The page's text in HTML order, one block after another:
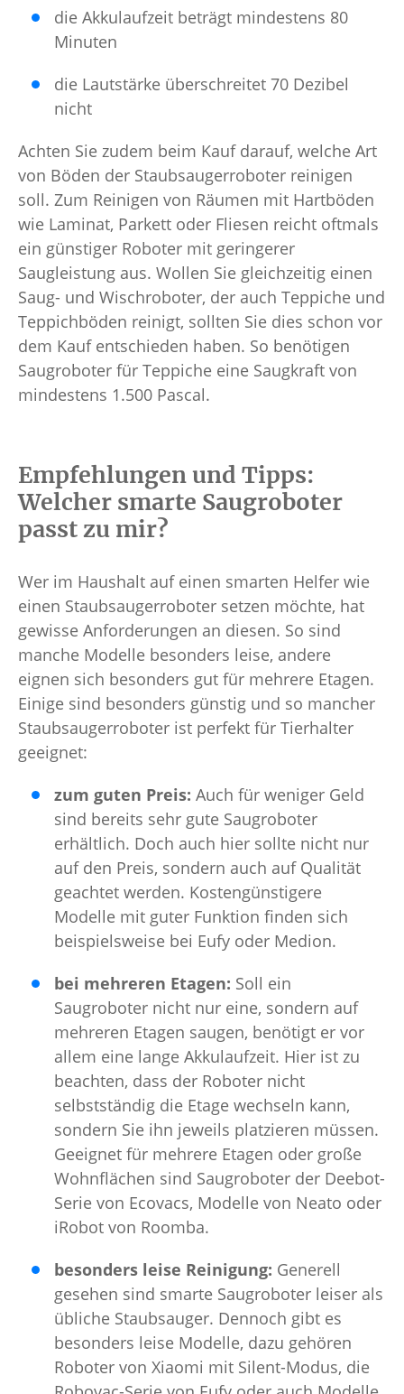
die Akkulaufzeit beträgt mindestens 80
Minuten
die Lautstärke überschreitet 70 Dezibel
nicht
Achten Sie zudem beim Kauf darauf, welche Art
von Böden der Staubsaugerroboter reinigen
soll. Zum Reinigen von Räumen mit Hartböden
wie Laminat, Parkett oder Fliesen reicht oftmals
ein günstiger Roboter mit geringerer
Saugleistung aus. Wollen Sie gleichzeitig einen
Saug- und Wischroboter, der auch Teppiche und
Teppichböden reinigt, sollten Sie dies schon vor
dem Kauf entschieden haben. So benötigen
Saugroboter für Teppiche eine Saugkraft von
mindestens 1.500 Pascal.
Empfehlungen und Tipps:
Welcher smarte Saugroboter
passt zu mir?
Wer im Haushalt auf einen smarten Helfer wie
einen Staubsaugerroboter setzen möchte, hat
gewisse Anforderungen an diesen. So sind
manche Modelle besonders leise, andere
eignen sich besonders gut für mehrere Etagen.
Einige sind besonders günstig und so mancher
Staubsaugerroboter ist perfekt für Tierhalter
geeignet:
zum guten Preis: Auch für weniger Geld
sind bereits sehr gute Saugroboter
erhältlich. Doch auch hier sollte nicht nur
auf den Preis, sondern auch auf Qualität
geachtet werden. Kostengünstigere
Modelle mit guter Funktion finden sich
beispielsweise bei Eufy oder Medion.
bei mehreren Etagen: Soll ein
Saugroboter nicht nur eine, sondern auf
mehreren Etagen saugen, benötigt er vor
allem eine lange Akkulaufzeit. Hier ist zu
beachten, dass der Roboter nicht
selbstständig die Etage wechseln kann,
sondern Sie ihn jeweils platzieren müssen.
Geeignet für mehrere Etagen oder große
Wohnflächen sind Saugroboter der Deebot-
Serie von Ecovacs, Modelle von Neato oder
iRobot von Roomba.
besonders leise Reinigung: Generell
gesehen sind smarte Saugroboter leiser als
übliche Staubsauger. Dennoch gibt es
besonders leise Modelle, dazu gehören
Roboter von Xiaomi mit Silent-Modus, die